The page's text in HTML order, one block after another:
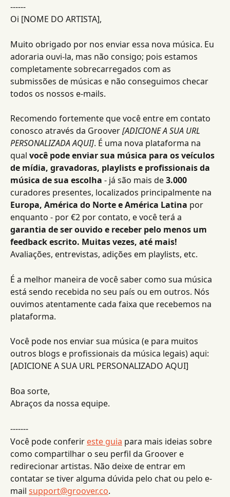
------
Oi [NOME DO ARTISTA],
Muito obrigado por nos enviar essa nova música. Eu
adoraria ouvi-la, mas não consigo; pois estamos
completamente sobrecarregados com as
submissões de músicas e não conseguimos checar
todos os nossos e-mails.
Recomendo fortemente que você entre em contato
conosco através da Groover [ADICIONE A SUA URL
PERSONALIZADA AQUI]. É uma nova plataforma na
qual você pode enviar sua música para os veículos
de mídia, gravadoras, playlists e profissionais da
música de sua escolha - já são mais de 3.000
curadores presentes, localizados principalmente na
Europa, América do Norte e América Latina por
enquanto - por €2 por contato, e você terá a
garantia de ser ouvido e receber pelo menos um
feedback escrito. Muitas vezes, até mais!
Avaliações, entrevistas, adições em playlists, etc.
É a melhor maneira de você saber como sua música
está sendo recebida no seu país ou em outros. Nós
ouvimos atentamente cada faixa que recebemos na
plataforma.
Você pode nos enviar sua música (e para muitos
outros blogs e profissionais da música legais) aqui:
[ADICIONE A SUA URL PERSONALIZADO AQUI]
Boa sorte,
Abraços da nossa equipe.
-------
Você pode conferir este guia para mais ideias sobre
como compartilhar o seu perfil da Groover e
redirecionar artistas. Não deixe de entrar em
contatar se tiver alguma dúvida pelo chat ou pelo e-
mail support@groover.co.